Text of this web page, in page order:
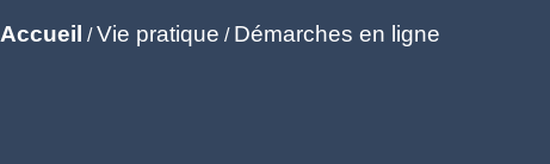
Accueil /Vie pratique / Démarches en ligne